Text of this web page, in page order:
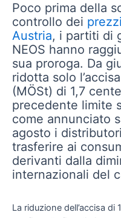
Poco prima della
controllo dei
Austria, i partiti di
NEOS hanno
sua proroga. Da
ridotta solo
(MÖSt) di 1,7
precedente limite
come annunciato
agosto i
trasferire ai
derivanti dalla
internazionali del
La riduzione dell’accisa di